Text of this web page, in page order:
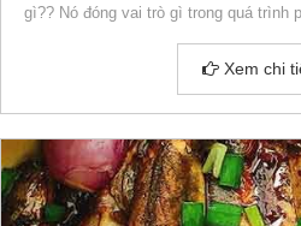
gì?? Nó đóng vai trò gì trong quá trình
Xem chi